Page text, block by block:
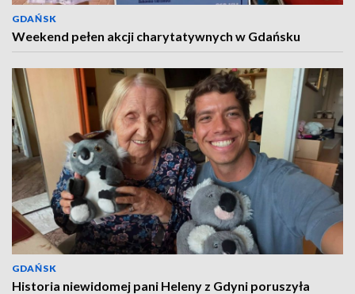
GDAŃSK
Weekend pełen akcji charytatywnych w Gdańsku
GDAŃSK
Historia niewidomej pani Heleny z Gdyni poruszyła